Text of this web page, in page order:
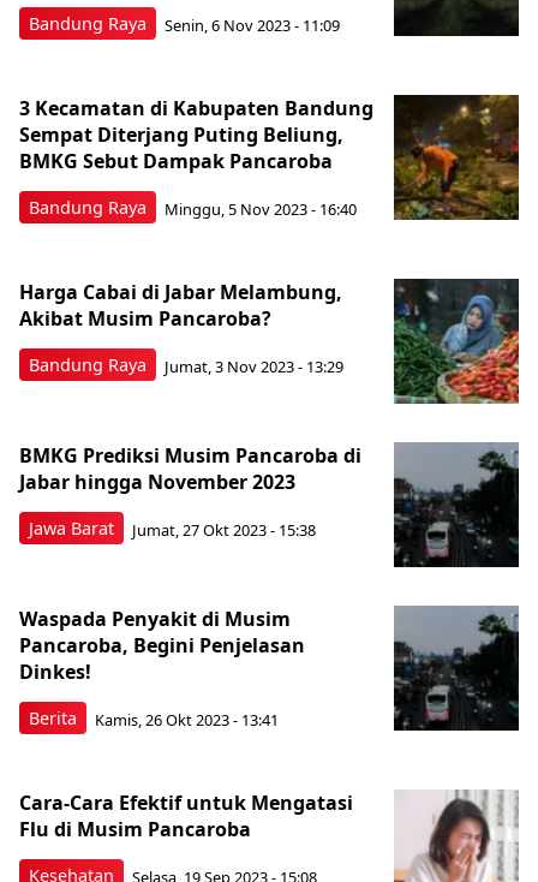
Bandung Raya Senin, 6 Nov 2023 - 11:09
Bandung Raya
3 Kecamatan di Kabupaten Bandung
Sempat Diterjang Puting Beliung,
BMKG Sebut Dampak Pancaroba
Minggu, 5 Nov 2023 - 16:40
Bandung Raya
Harga Cabai di Jabar Melambung,
Akibat Musim Pancaroba?
Jumat, 3 Nov 2023 - 13:29
Jawa Barat
BMKG Prediksi Musim Pancaroba di
Jabar hingga November 2023
Jumat, 27 Okt 2023 - 15:38
Berita
Waspada Penyakit di Musim
Pancaroba, Begini Penjelasan
Dinkes!
Kamis, 26 Okt 2023 - 13:41
Kesehatan
Cara-Cara Efektif untuk Mengatasi
Flu di Musim Pancaroba
Selasa, 19 Sep 2023 - 15:08